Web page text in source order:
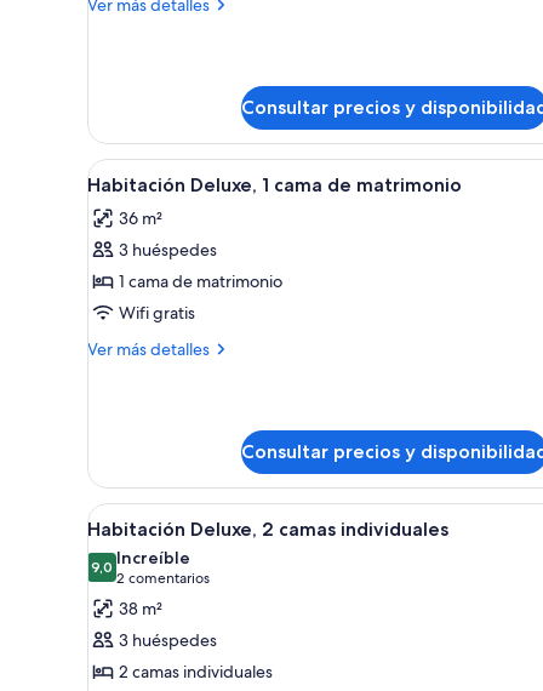
grande
Ver más detalles
cama
de
matrimonio
Consultar precios y
Abrir
todas
las
fotos
de
Habitación
Deluxe,
Habitación de hotel con
4
Habitación Deluxe, 1 cama de matrimonio
36 m²
3 huéspedes
1 cama de matrimonio
Wifi gratis
Ver más detalles
Más
cama
de
matrimonio
Consultar precios y
Abrir
todas
las
fotos
de
Habitación
Deluxe,
Habitación de hotel con dos
5
Habitación Deluxe, 2 camas individuales
9,09,0 de 10
Increíble
2 comentarios
(2 comentarios)
38 m²
3 huéspedes
2 camas individuales